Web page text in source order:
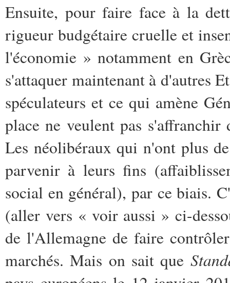
Ensuite, pour faire face à la
rigueur budgétaire cruelle et
l'économie » notamment en
s'attaquer maintenant à d'autres
spéculateurs et ce qui amène
place ne veulent pas
Les néolibéraux qui n'ont plus
parvenir à leurs fins
social en général), par ce biais.
(aller vers « voir aussi » ci-
de l'Allemagne de faire
marchés. Mais on sait que